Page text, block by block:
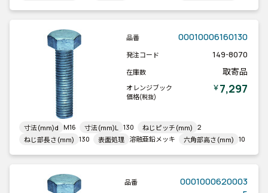
品番 00010006160130
発注コード 149-8070
在庫数 取寄品
オレンジブック
価格(税抜)
￥7,297
寸法(mm)d M16 寸法(mm)L 130 ねじピッチ(mm) 2
ねじ部長さ(mm) 130 表面処理 溶融亜鉛メッキ 六角部高さ(mm) 10
品番
0001000620003